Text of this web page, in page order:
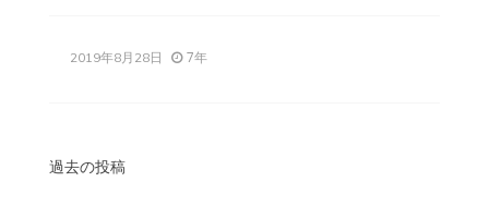
2019年8月28日 7年
投
過去の投稿